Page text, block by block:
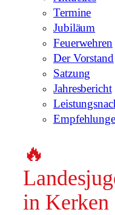
Termine
Jubiläum
Feuerwehren
Der Vorstand
Satzung
Jahresbericht
🔥
in Kerken